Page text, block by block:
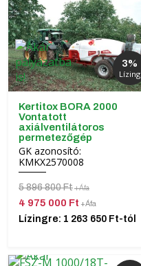
3%
Lízing
Kertitox BORA 2000
Vontatott
axiálventilátoros
permetezőgép
GK azonosító:
KMKX2570008
5 896 800 Ft+Áfa
4 975 000 Ft +Áfa
Lízingre: 1 263 650 Ft-tól